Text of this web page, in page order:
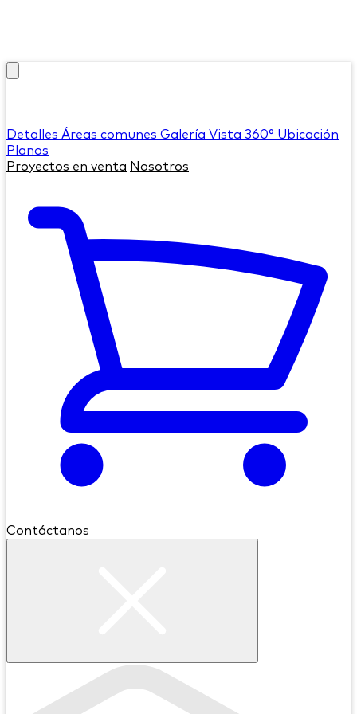
Detalles Áreas comunes Galería Vista 360° Ubicación
Planos
Proyectos en venta Nosotros
Contáctanos